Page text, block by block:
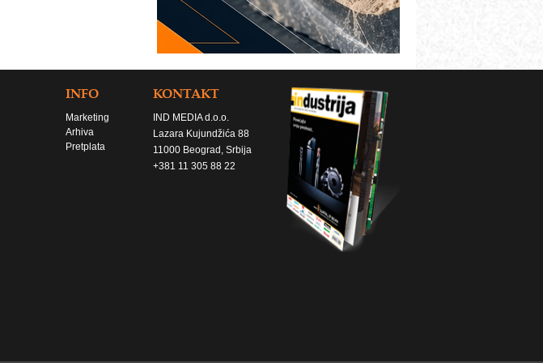
INFO
Marketing
Arhiva
Pretplata
KONTAKT
IND MEDIA d.o.o.
Lazara Kujundžića 88
11000 Beograd, Srbija
+381 11 305 88 22